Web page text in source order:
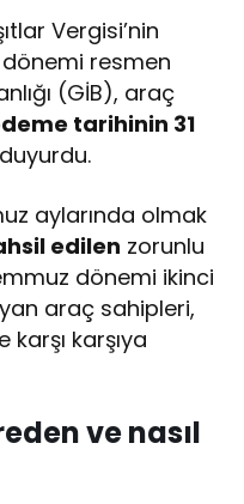
Vergisi’nin
resmen
(GİB), araç
tarihinin 31
aylarında olmak
edilen zorunlu
dönemi ikinci
araç sahipleri,
karşıya
ve nasıl